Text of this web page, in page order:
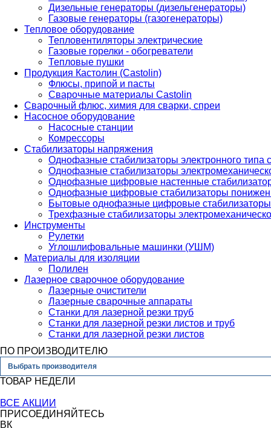
Дизельные генераторы (дизельгенераторы)
Газовые генераторы (газогенераторы)
Тепловое оборудование
Тепловентиляторы электрические
Газовые горелки - обогреватели
Тепловые пушки
Продукция Кастолин (Castolin)
Флюсы, припой и пасты
Сварочные материалы Castolin
Сварочный флюс, химия для сварки, спреи
Насосное оборудование
Насосные станции
Комрессоры
Стабилизаторы напряжения
Однофазные стабилизаторы электронного
Однофазные стабилизаторы
Однофазные цифровые настенные
Однофазные цифровые стабилизаторы
Бытовые однофазные цифровые стабилизаторы
Трехфазные стабилизаторы
Инструменты
Рулетки
Углошлифовальные машинки (УШМ)
Материалы для изоляции
Полилен
Лазерное сварочное оборудование
Лазерные очистители
Лазерные сварочные аппараты
Станки для лазерной резки труб
Станки для лазерной резки листов и труб
Станки для лазерной резки листов
ПО ПРОИЗВОДИТЕЛЮ
Выбрать производителя
ТОВАР НЕДЕЛИ
ВСЕ АКЦИИ
ПРИСОЕДИНЯЙТЕСЬ
ВК